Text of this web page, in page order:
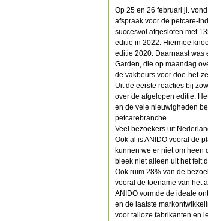
Op 25 en 26 februari jl.
afspraak voor de petcare-
succesvol afgesloten met
editie in 2022. Hiermee
editie 2020. Daarnaast was
Garden, die op maandag
de vakbeurs voor doe-het-
Uit de eerste reacties bij
over de afgelopen editie.
en de vele nieuwigheden
petcarebranche.
Veel bezoekers uit
Ook al is ANIDO vooral de
kunnen we er niet om heen
bleek niet alleen uit het feit
Ook ruim 28% van de
vooral de toename van het
ANIDO vormde de ideale
en de laatste
voor talloze fabrikanten en